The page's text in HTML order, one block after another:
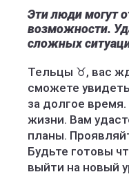
Эти люди могут
возможности.
сложных
Тельцы ♉️, вас
сможете
за долгое
жизни. Вам
планы.
Будьте готовы
выйти на новый